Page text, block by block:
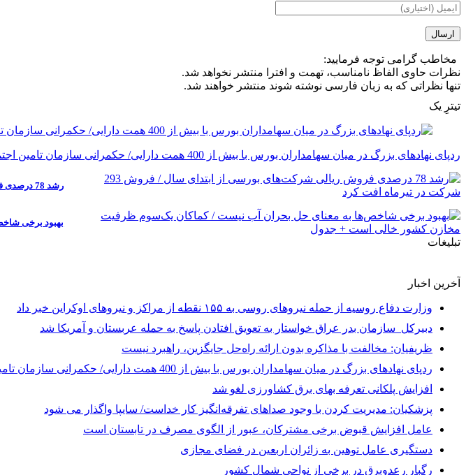
مخاطب گرامی توجه فرمایید:
نظرات حاوی الفاظ نامناسب، تهمت و افترا منتشر نخواهد شد.
تنها نظراتی که به زبان فارسی نوشته شوند منتشر خواهند شد.
تیترِ یک
ردپای نهادهای بزرگ در میان سهامداران بورس با بیش از 400 همت دارایی/ حکمرانی سازمان تامین اجتماعی در بازار سهام؛ فرمان به دست صندوق‌های بازنشستگی افتاد + نمودار
رشد 78 درصدی فروش ریالی شرکت‌های بورسی از ابتدای سال / فروش 293 شرکت در تیرماه افت کرد
بهبود برخی
تبلیغات
آخرین اخبار
وزارت دفاع روسیه از حمله نیروهای روسی به ۱۵۵ نقطه از مراکز و نیروهای اوکراین خبر داد
دبیرکل سازمان بدر عراق خواستار به تعویق افتادن پاسخ به حمله عربستان و آمریکا شد
ظریفیان: مخالفت با مذاکره بدون ارائه راه‌حل جایگزین، راهبرد نیست
ردپای نهادهای بزرگ در میان سهامداران بورس با بیش از 400 همت دارایی/ حکمرانی سازمان تامین اجتماعی در بازار سهام؛ فرمان به دست صندوق‌های بازنشستگی افتاد + نمودار
افزایش پلکانی تعرفه بهای برق کشاورزی لغو شد
پزشکیان: مدیریت کردن با وجود صداهای تفرقه‌انگیز کار خداست/ سایپا واگذار می شود
عامل افزایش قبوض برخی مشترکان، عبور از الگوی مصرف در تابستان است
دستگیری عامل توهین به زائران اربعین در فضای مجازی
رگبار رعدوبرق در برخی از نواحی شمال کشور